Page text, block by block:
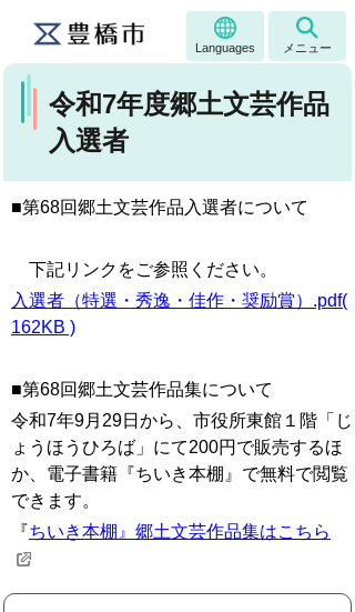
Languages メニュー
令和7年度郷土文芸作品
入選者
■第68回郷土文芸作品入選者について
下記リンクをご参照ください。
入選者（特選・秀逸・佳作・奨励賞）.pdf(
162KB )
■第68回郷土文芸作品集について
令和7年9月29日から、市役所東館１階「じ
ょうほうひろば」にて200円で販売するほ
か、電子書籍『ちいき本棚』で無料で閲覧
できます。
『ちいき本棚』郷土文芸作品集はこちら